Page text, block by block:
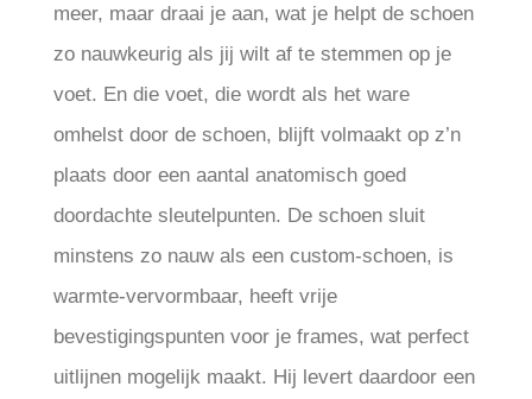
meer, maar draai je aan, wat je helpt de schoen
zo nauwkeurig als jij wilt af te stemmen op je
voet. En die voet, die wordt als het ware
omhelst door de schoen, blijft volmaakt op z’n
plaats door een aantal anatomisch goed
doordachte sleutelpunten. De schoen sluit
minstens zo nauw als een custom-schoen, is
warmte-vervormbaar, heeft vrije
bevestigingspunten voor je frames, wat perfect
uitlijnen mogelijk maakt. Hij levert daardoor een